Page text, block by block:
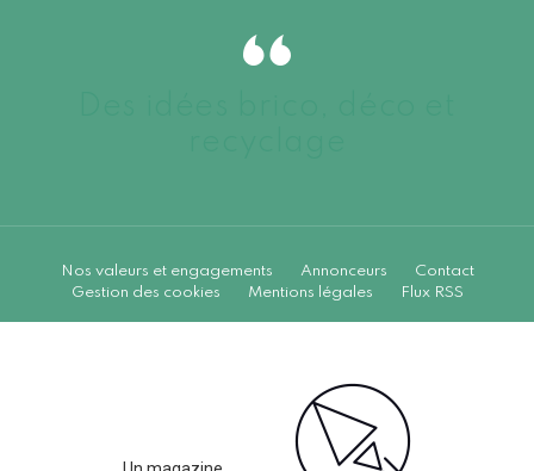
Nos valeurs et engagements Annonceurs
Contact
Gestion des cookies
Mentions légales Flux RSS